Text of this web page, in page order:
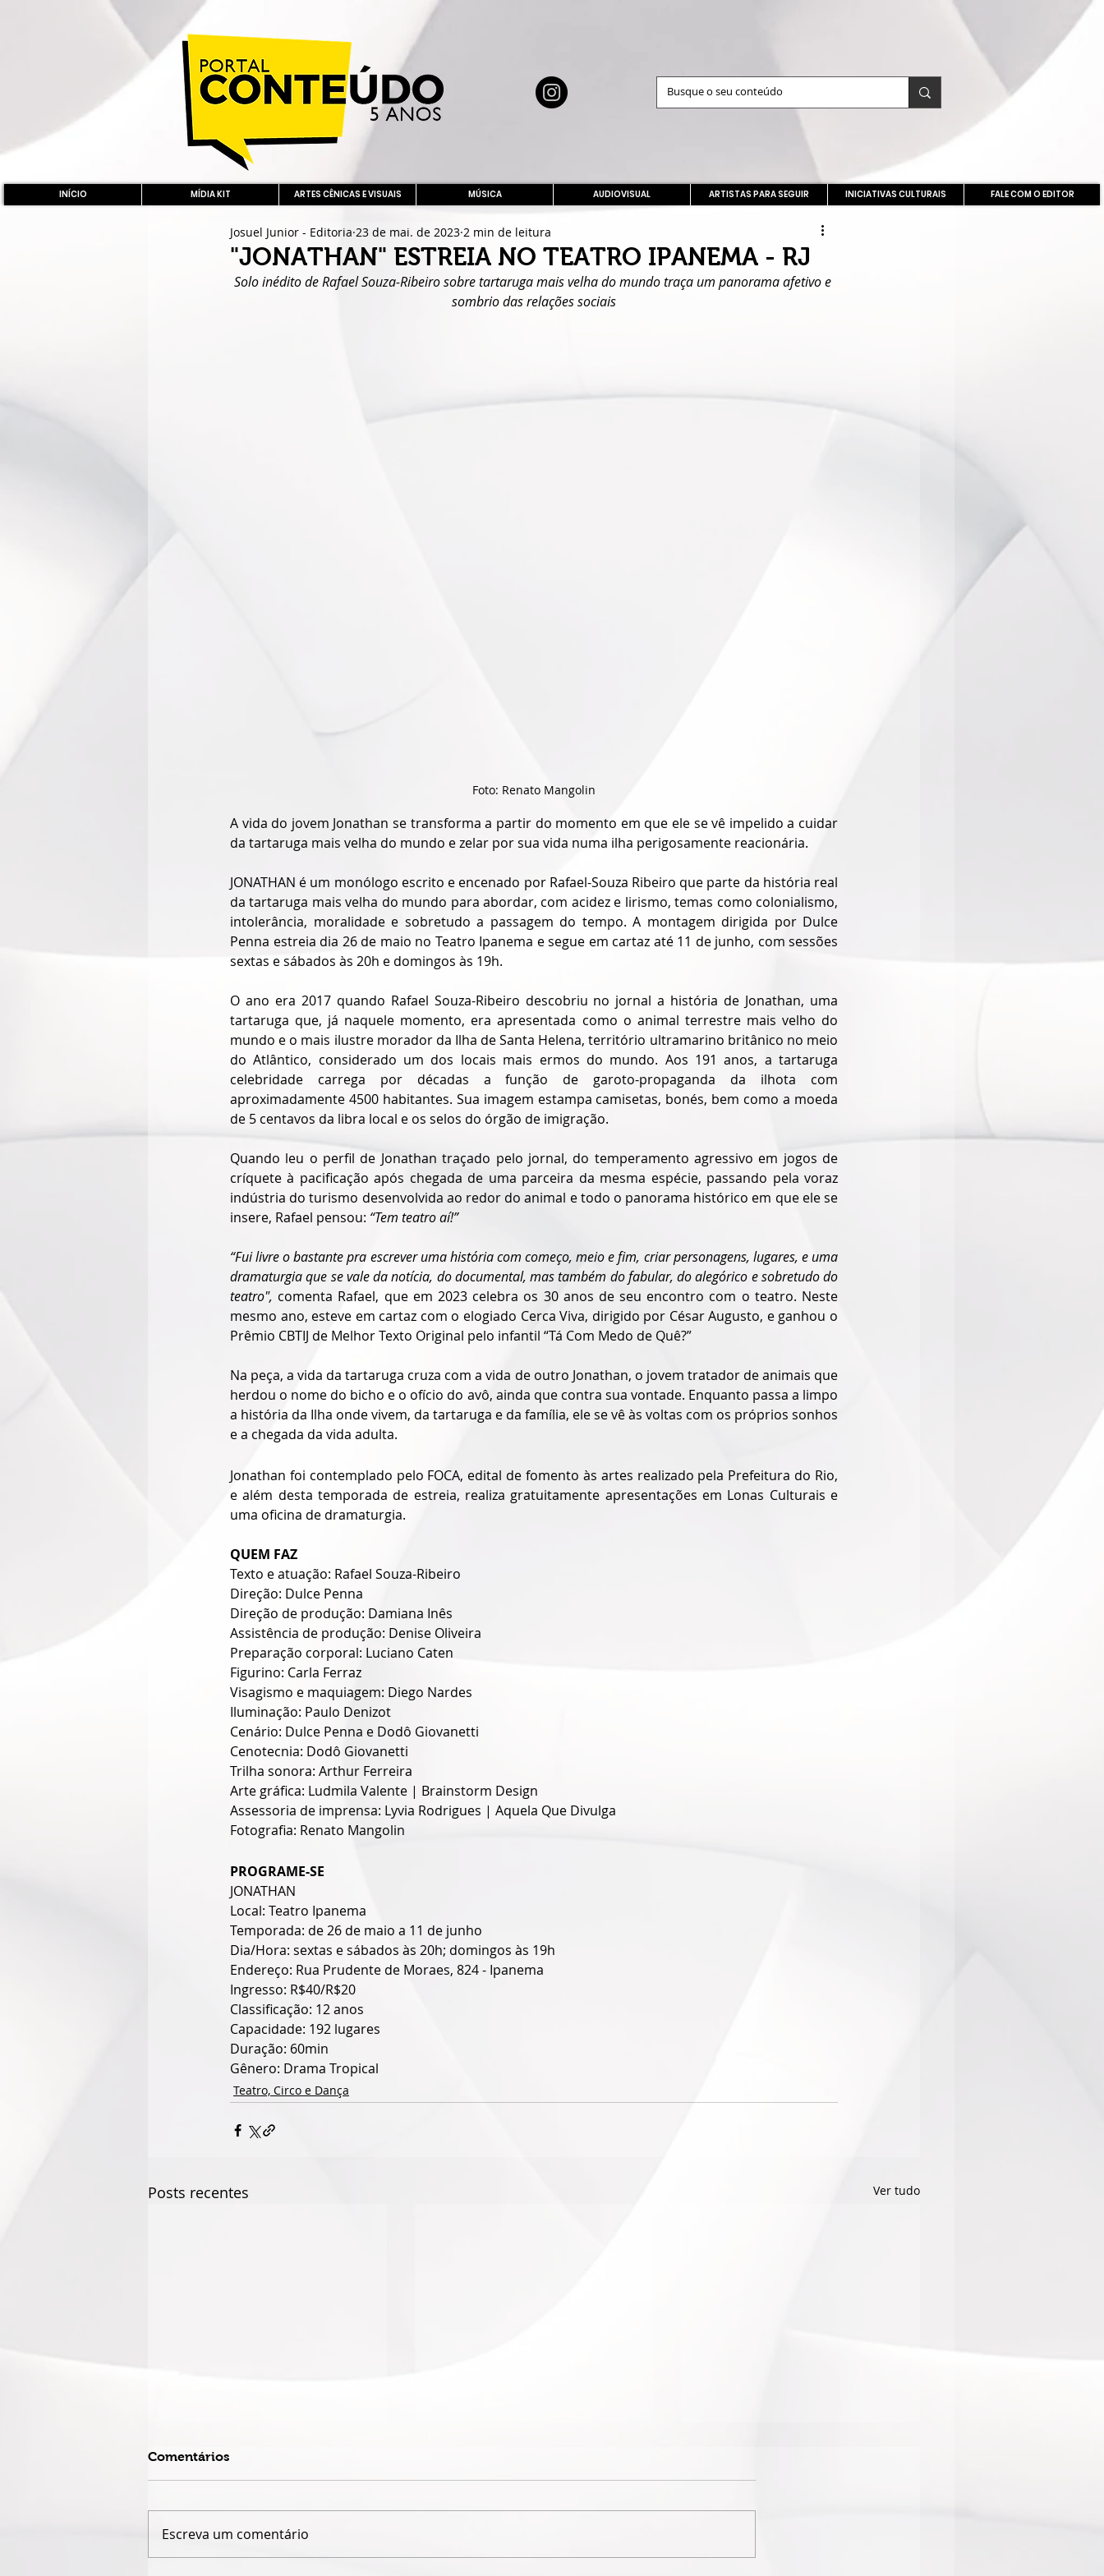
INÍCIO MÍDIA KIT ARTES CÊNICAS E VISUAIS MÚSICA AUDIOVISUAL ARTISTAS PARA SEGUIR INICIATIVAS CULTURAIS FALE COM O EDITOR
"JONATHAN" ESTREIA NO TEATRO IPANEMA - RJ
Josuel Junior - Editoria 23 de mai. de 2023 2 min de leitura
Solo inédito de Rafael Souza-Ribeiro sobre tartaruga mais velha do mundo traça um panorama afetivo e
sombrio das relações sociais
Foto: Renato Mangolin
A vida do jovem Jonathan se transforma a partir do momento em que ele se vê impelido a cuidar
da tartaruga mais velha do mundo e zelar por sua vida numa ilha perigosamente reacionária.
JONATHAN é um monólogo escrito e encenado por Rafael-Souza Ribeiro que parte da história real
da tartaruga mais velha do mundo para abordar, com acidez e lirismo, temas como colonialismo,
intolerância, moralidade e sobretudo a passagem do tempo. A montagem dirigida por Dulce
Penna estreia dia 26 de maio no Teatro Ipanema e segue em cartaz até 11 de junho, com sessões
sextas e sábados às 20h e domingos às 19h.
O ano era 2017 quando Rafael Souza-Ribeiro descobriu no jornal a história de Jonathan, uma
tartaruga que, já naquele momento, era apresentada como o animal terrestre mais velho do
mundo e o mais ilustre morador da Ilha de Santa Helena, território ultramarino britânico no meio
do Atlântico, considerado um dos locais mais ermos do mundo. Aos 191 anos, a tartaruga
celebridade carrega por décadas a função de garoto-propaganda da ilhota com
aproximadamente 4500 habitantes. Sua imagem estampa camisetas, bonés, bem como a moeda
de 5 centavos da libra local e os selos do órgão de imigração.
Quando leu o perfil de Jonathan traçado pelo jornal, do temperamento agressivo em jogos de
críquete à pacificação após chegada de uma parceira da mesma espécie, passando pela voraz
indústria do turismo desenvolvida ao redor do animal e todo o panorama histórico em que ele se
insere, Rafael pensou: “Tem teatro aí!”
“Fui livre o bastante pra escrever uma história com começo, meio e fim, criar personagens, lugares, e uma
dramaturgia que se vale da notícia, do documental, mas também do fabular, do alegórico e sobretudo do
teatro", comenta Rafael, que em 2023 celebra os 30 anos de seu encontro com o teatro. Neste
mesmo ano, esteve em cartaz com o elogiado Cerca Viva, dirigido por César Augusto, e ganhou o
Prêmio CBTIJ de Melhor Texto Original pelo infantil “Tá Com Medo de Quê?”
Na peça, a vida da tartaruga cruza com a vida de outro Jonathan, o jovem tratador de animais que
herdou o nome do bicho e o ofício do avô, ainda que contra sua vontade. Enquanto passa a limpo
a história da Ilha onde vivem, da tartaruga e da família, ele se vê às voltas com os próprios sonhos
e a chegada da vida adulta.
Jonathan foi contemplado pelo FOCA, edital de fomento às artes realizado pela Prefeitura do Rio,
e além desta temporada de estreia, realiza gratuitamente apresentações em Lonas Culturais e
uma oficina de dramaturgia.
QUEM FAZ
Texto e atuação: Rafael Souza-Ribeiro
Direção: Dulce Penna
Direção de produção: Damiana Inês
Assistência de produção: Denise Oliveira
Preparação corporal: Luciano Caten
Figurino: Carla Ferraz
Visagismo e maquiagem: Diego Nardes
Iluminação: Paulo Denizot
Cenário: Dulce Penna e Dodô Giovanetti
Cenotecnia: Dodô Giovanetti
Trilha sonora: Arthur Ferreira
Arte gráfica: Ludmila Valente | Brainstorm Design
Assessoria de imprensa: Lyvia Rodrigues | Aquela Que Divulga
Fotografia: Renato Mangolin
PROGRAME-SE
JONATHAN
Local: Teatro Ipanema
Temporada: de 26 de maio a 11 de junho
Dia/Hora: sextas e sábados às 20h; domingos às 19h
Endereço: Rua Prudente de Moraes, 824 - Ipanema
Ingresso: R$40/R$20
Classificação: 12 anos
Capacidade: 192 lugares
Duração: 60min
Gênero: Drama Tropical
Teatro, Circo e Dança
Posts recentes Ver tudo
Comentários
Escreva um comentário